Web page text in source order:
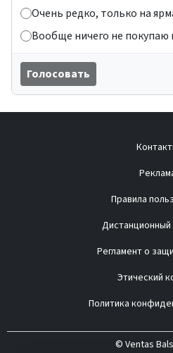
Очень редко, только на
Вообще ничего не покупаю
Голосовать
Правила
Дистанционный
Регламент о
Этический
Политика
© Ventas